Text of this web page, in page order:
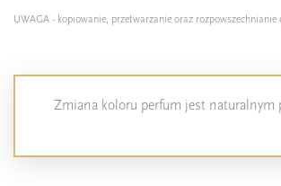
UWAGA - kopiowanie, przetwarzanie oraz
Zmiana koloru perfum jest naturalnym